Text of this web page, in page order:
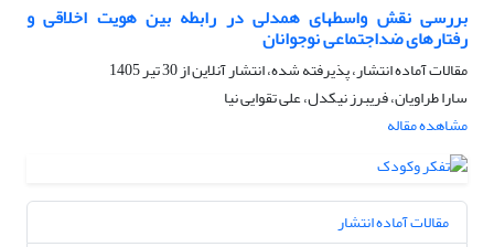
بررسی نقش واسطه­ای همدلی در رابطه بین هویت اخلاقی و
رفتارهای ضداجتماعی نوجوانان
مقالات آماده انتشار، پذیرفته شده، انتشار آنلاین از30 تیر 1405
سارا طراویان، فریبرز نیکدل، علی تقوایی نیا
مشاهده مقاله
مقالات آماده انتشار